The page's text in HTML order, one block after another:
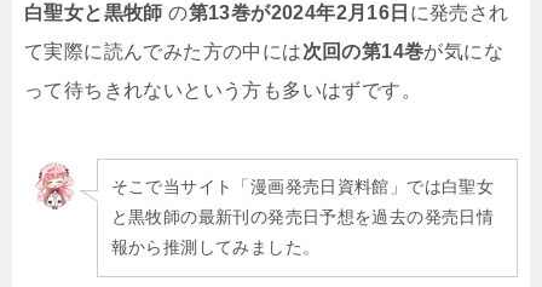
白聖女と黒牧師の第13巻が2024年2月16日 に発売され
て実際に読んでみた方の中には次回の第14巻が気にな
って待ちきれないという方も多いはずです。
そこで当サイト「漫画発売日資料館」では白聖女
と黒牧師の最新刊の発売日予想を過去の発売日情
報から推測してみました。